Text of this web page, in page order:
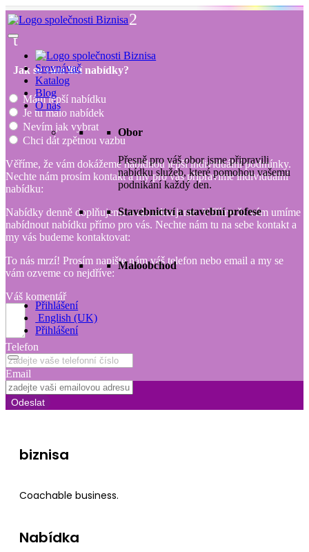
Srovnávač
Katalog
Blog
O nás
Obor
Přesně pro váš obor jsme připravili
nabídku služeb, které pomohou vašemu
podnikání každý den.
Stavebnictví a stavební profese
Maloobchod
Přihlášení
English (UK)
Přihlášení
t
Jak se vám líbí nabídky?
2
Mám lepší nabídku
Je tu málo nabídek
Nevím jak vybrat
Chci dát zpětnou vazbu
Věříme, že vám dokážeme nabídnou lepší individuální podmínky.
Nechte nám prosím kontakt a my pro vás připravíme individuální
nabídku:
Nabídky denně doplňujeme a aktualizujeme. Věříme že vám umíme
nabídnout nabídku přímo pro vás. Nechte nám tu na sebe kontakt a
my vás budeme kontaktovat:
To nás mrzí! Prosím napište nám váš telefon nebo email a my se
vám ozveme co nejdříve:
Váš komentář
Telefon
Email
Odeslat
biznisa
Coachable business.
Nabídka